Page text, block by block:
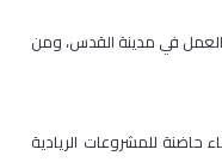
في مدينة القدس، ومن
حاضنة للمشروعات الريادية